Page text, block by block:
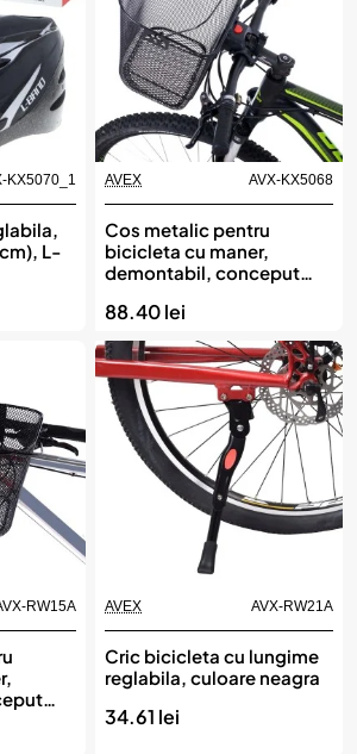
KX5070_1
L-
AVEX AVX-KX5068
Cos metalic pentru
bicicleta cu maner,
demontabil, conceput
partea din fata
88.40 lei
RW15A AVEX AVX-RW21A
Cric bicicleta cu lungime
reglabila, culoare neagra
34.61 lei